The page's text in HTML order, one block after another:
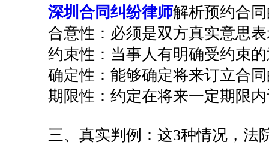
深圳合同纠纷律师解析预约合
合意性： 必须是双方真实意思
约束性： 当事人有明确受约束
确定性： 能够确定将来订立合
期限性： 约定在将来一定期限
三、真实判例：这3种情况，法